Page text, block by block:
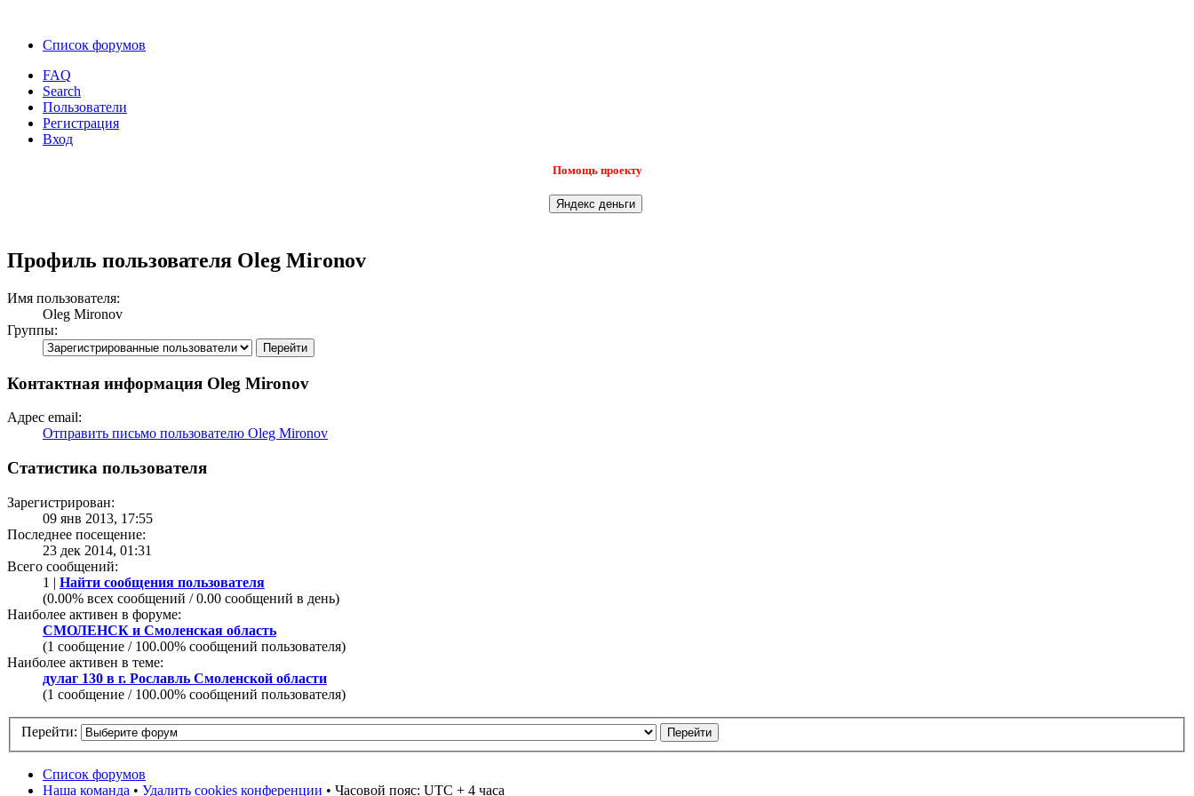
Список форумов
FAQ
Search
Пользователи
Регистрация
Вход
Помощь проекту
Профиль пользователя Oleg Mironov
Имя пользователя:
Oleg Mironov
Группы:
Контактная информация Oleg Mironov
Адрес email:
Отправить письмо пользователю Oleg Mironov
Статистика пользователя
Зарегистрирован:
09 янв 2013, 17:55
Последнее посещение:
23 дек 2014, 01:31
Всего сообщений:
1 | Найти сообщения пользователя
(0.00% всех сообщений / 0.00 сообщений в день)
Наиболее активен в форуме:
СМОЛЕНСК и Смоленская область
(1 сообщение / 100.00% сообщений пользователя)
Наиболее активен в теме:
дулаг 130 в г. Рославль Смоленской области
(1 сообщение / 100.00% сообщений пользователя)
Перейти:
Список форумов
Наша команда • Удалить cookies конференции • Часовой пояс: UTC + 4 часа